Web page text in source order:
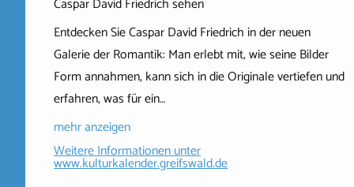
Caspar David Friedrich sehen
Entdecken Sie Caspar David Friedrich in der neuen
Galerie der Romantik: Man erlebt mit, wie seine Bilder
Form annahmen, kann sich in die Originale vertiefen und
erfahren, was für ein…
mehr anzeigen
Weitere Informationen unter
www.kulturkalender.greifswald.de